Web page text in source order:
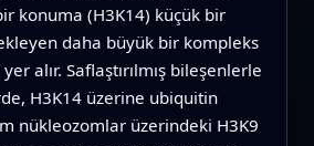
konuma (H3K14) küçük bir
daha büyük bir kompleks
alır. Saflaştırılmış bileşenlerle
H3K14 üzerine ubiquitin
nükleozomlar üzerindeki H3K9